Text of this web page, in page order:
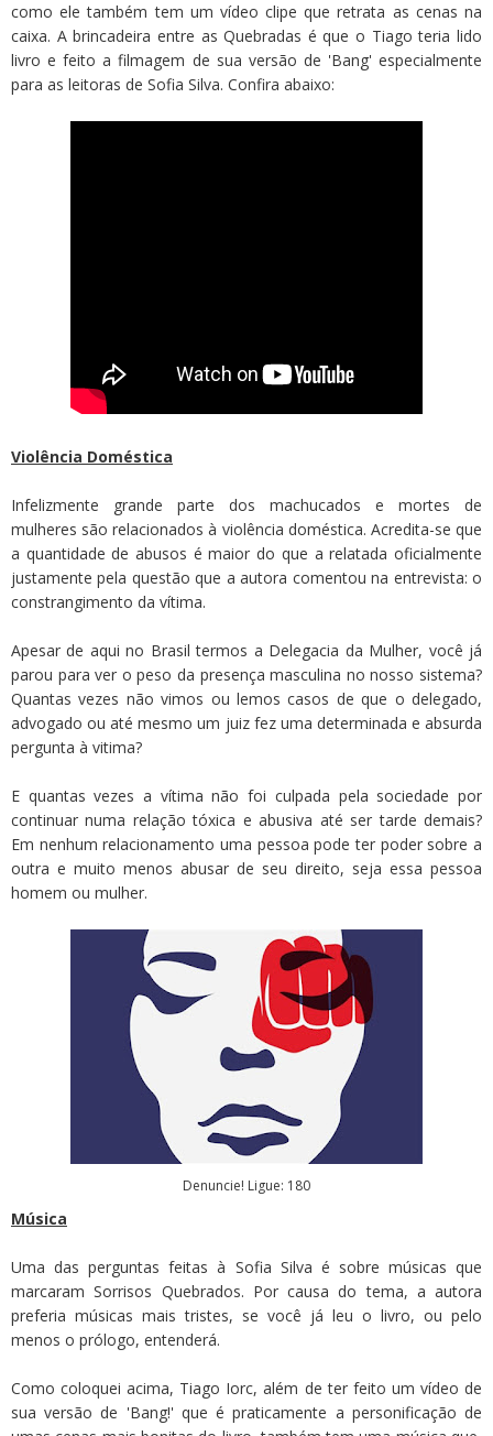
como ele também tem um vídeo clipe que retrata as cenas na
caixa. A brincadeira entre as Quebradas é que o Tiago teria lido
livro e feito a filmagem de sua versão de 'Bang' especialmente
para as leitoras de Sofia Silva. Confira abaixo:
Violência Doméstica
Infelizmente grande parte dos machucados e mortes de
mulheres são relacionados à violência doméstica. Acredita-se que
a quantidade de abusos é maior do que a relatada oficialmente
justamente pela questão que a autora comentou na entrevista: o
constrangimento da vítima.
Apesar de aqui no Brasil termos a Delegacia da Mulher, você já
parou para ver o peso da presença masculina no nosso sistema?
Quantas vezes não vimos ou lemos casos de que o delegado,
advogado ou até mesmo um juiz fez uma determinada e absurda
pergunta à vitima?
E quantas vezes a vítima não foi culpada pela sociedade por
continuar numa relação tóxica e abusiva até ser tarde demais?
Em nenhum relacionamento uma pessoa pode ter poder sobre a
outra e muito menos abusar de seu direito, seja essa pessoa
homem ou mulher.
Denuncie! Ligue: 180
Música
Uma das perguntas feitas à Sofia Silva é sobre músicas que
marcaram Sorrisos Quebrados. Por causa do tema, a autora
preferia músicas mais tristes, se você já leu o livro, ou pelo
menos o prólogo, entenderá.
Como coloquei acima, Tiago Iorc, além de ter feito um vídeo de
sua versão de 'Bang!' que é praticamente a personificação de